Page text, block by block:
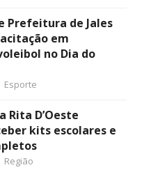
Prefeitura de Jales
em
no Dia do
Esporte
Rita D’Oeste
kits escolares e
Região